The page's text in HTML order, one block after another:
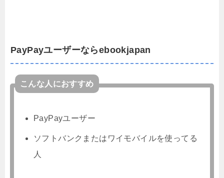
PayPayユーザーならebookjapan
こんな人におすすめ
PayPayユーザー
ソフトバンクまたはワイモバイルを使ってる
人